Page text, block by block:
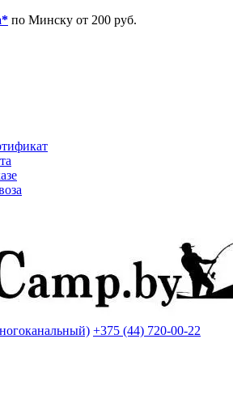
по Минску от 200 руб.
+375 (44) 720-00-22